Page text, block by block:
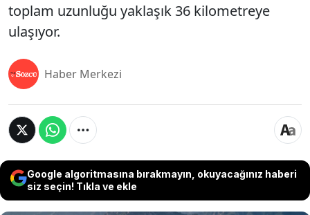
toplam uzunluğu yaklaşık 36 kilometreye
ulaşıyor.
Haber Merkezi
Google algoritmasına bırakmayın, okuyacağınız haberi
siz seçin! Tıkla ve ekle